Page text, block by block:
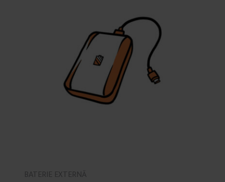
BATERIE EXTERNĂ